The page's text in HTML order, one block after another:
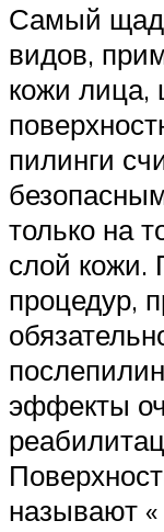
Самый
видов,
кожи лица,
пилинги
только на
слой кожи.
процедур,
эффекты
называют